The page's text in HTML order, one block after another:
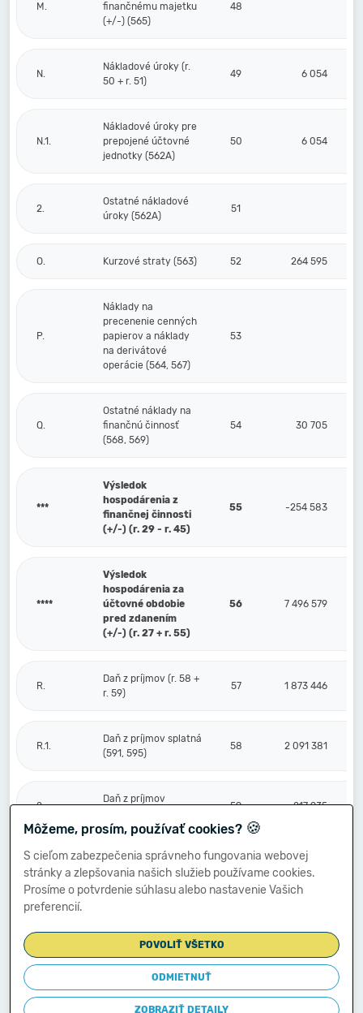
M.
finančnému majetku
(+/-) (565)
48
N.
Nákladové úroky (r.
50 + r. 51)
49 6 054
N.1.
Nákladové úroky pre
prepojené účtovné
jednotky (562A)
50 6 054
2.
Ostatné nákladové
úroky (562A)
51
O. Kurzové straty (563) 52 264 595
P.
Náklady na
precenenie cenných
papierov a náklady
na derivátové
operácie (564, 567)
53
Q.
Ostatné náklady na
finančnú činnosť
(568, 569)
54 30 705
***
Výsledok
hospodárenia z
finančnej činnosti
(+/-) (r. 29 - r. 45)
55 -254 583
****
Výsledok
hospodárenia za
účtovné obdobie
pred zdanením
(+/-) (r. 27 + r. 55)
56 7 496 579
R.
Daň z príjmov (r. 58 +
r. 59)
57 1 873 446
R.1.
Daň z príjmov splatná
(591, 595)
58 2 091 381
2.
Daň z príjmov
59 -217 935
S.
Prevod podielov na
výsledku
hospodárenia
60
****
Výsledok
hospodárenia za
účtovné obdobie po
zdanení (+/-) (r. 56
61 5 623 133
Môžeme, prosím, používať cookies? 🍪
S cieľom zabezpečenia správneho fungovania webovej
stránky a zlepšovania našich služieb používame cookies.
Prosíme o potvrdenie súhlasu alebo nastavenie Vašich
preferencií.
POVOLIŤ VŠETKO
ODMIETNUŤ
ZOBRAZIŤ DETAILY